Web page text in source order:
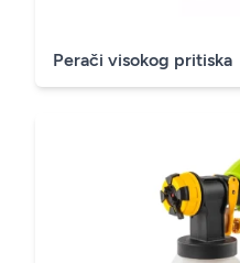
Perači visokog pritiska